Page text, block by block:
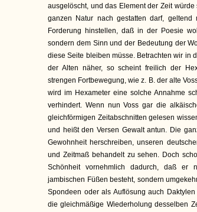
ausgelöscht, und das Element der Zeit
ganzen Natur nach gestatten darf,
Forderung hinstellen, daß in der Poesie
sondern dem Sinn und der Bedeutung der
diese Seite bleiben müsse. Betrachten wir in
der Alten näher, so scheint freilich der
strengen Fortbewegung, wie z. B. der alte
wird im Hexameter eine solche Annahme
verhindert. Wenn nun Voss gar die
gleichförmigen Zeitabschnitten gelesen
und heißt den Versen Gewalt antun. Die
Gewohnheit herschreiben, unseren
und Zeitmaß behandelt zu sehen. Doch
Schönheit vornehmlich dadurch, daß
jambischen Füßen besteht, sondern
Spondeen oder als Auflösung auch
die gleichmäßige Wiederholung desselben